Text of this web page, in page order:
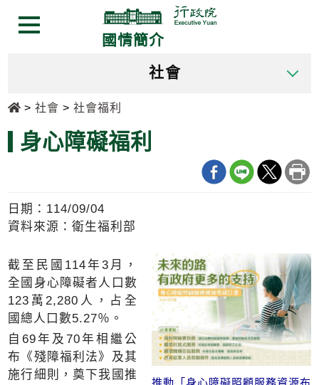
區
塊
To
區
塊
選單按鈕
國情簡介
社會
首頁 社會 社會福利
身心障礙福利
日期：114/09/04
資料來源：衛生福利部
推動「身心障礙照顧服務資源布
截至民國114年3月，
全國身心障礙者人口數
123萬2,280人，占全
國總人口數5.27％。
自69年及70年相繼公
布《殘障福利法》及其
施行細則，奠下我國推